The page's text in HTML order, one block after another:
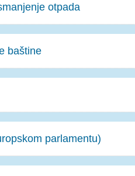
otpada
baštine
parlamentu)